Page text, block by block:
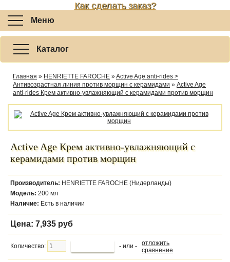
Как сделать заказ?
Меню
Каталог
Главная » HENRIETTE FAROCHE »Active Age anti-rides >
Антивозрастная линия против морщин с керамидами » Active Age
anti-rides Крем активно-увлажняющий с керамидами против морщин
Active Age Крем активно-увлажняющий с
керамидами против морщин
Производитель: HENRIETTE FAROCHE (Нидерланды)
Модель: 200 мл
Наличие: Есть в наличии
Цена: 7,935 руб
Количество: - или -
отложить
сравнение